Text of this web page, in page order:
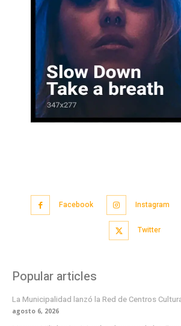
Facebook Instagram
Twitter
Popular articles
La Municipalidad lanzó la Red de Centros
agosto 6, 2026